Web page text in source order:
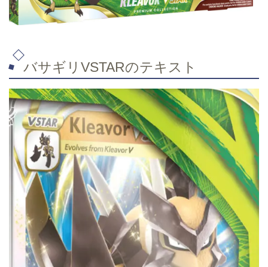
バサギリVSTARのテキスト